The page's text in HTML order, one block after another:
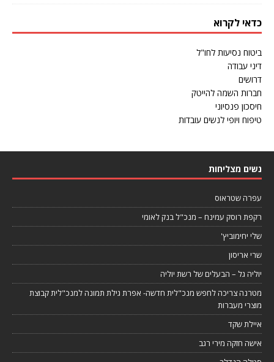
כדאי לקרוא
ביטוח נסיעות לחו"ל
דיני עבודה
דרושים
חברות השמה להייטק
חיסכון פנסיוני
טיפוח ויופי לנשים עובדות
נשים מצליחות
עפרה שטראוס
רקפת רוסק עמינח – מנכ"ל בנק לאומי
שלי יחימוביץ'
שרי אריסון
יוליה גל – הבעלים של רשת יוליה
מטרנה צריכה לחפש מנכ"לית חדשה- אפרת גילת תמונה למנכ"לית קבוצת
מוצרי מעברות
איילת שקד
אישה חזקה מירי רגב